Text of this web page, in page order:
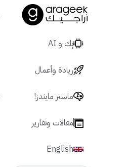
تٍك و AI
ريادة وأعمال
ماستر مايندز!
مقالات وتقارير
English